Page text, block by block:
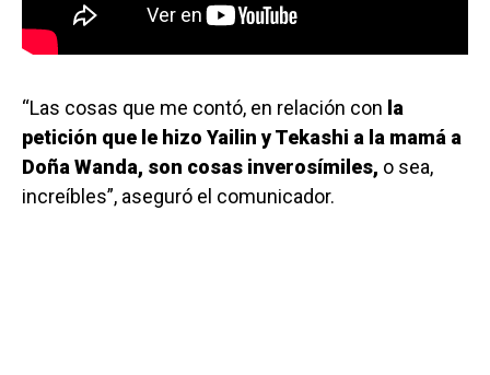
“Las cosas que me contó, en relación con la
petición que le hizo Yailin y Tekashi a la mamá a
Doña Wanda, son cosas inverosímiles, o sea,
increíbles”, aseguró el comunicador.